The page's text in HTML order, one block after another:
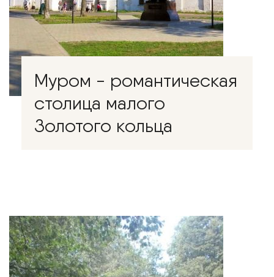
Муром - романтическая
столица малого
Золотого кольца